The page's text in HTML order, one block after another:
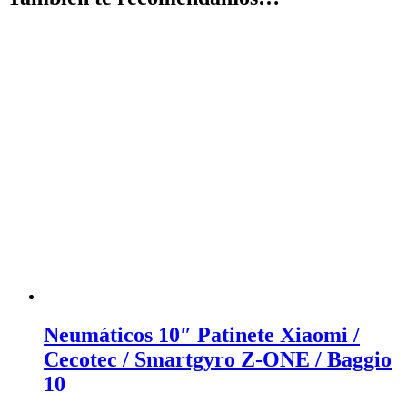
Neumáticos 10″ Patinete Xiaomi /
Cecotec / Smartgyro Z-ONE / Baggio
10